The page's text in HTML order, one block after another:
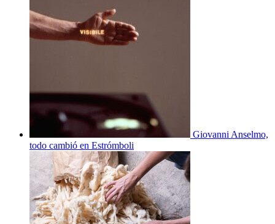
Giovanni Anselmo,
todo cambió en Estrómboli